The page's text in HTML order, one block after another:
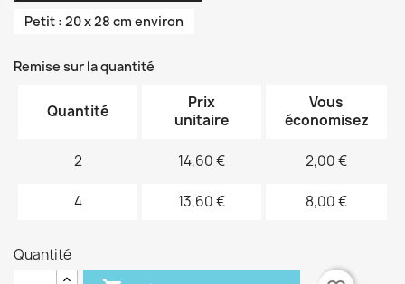
Petit : 20 x 28 cm environ
Remise sur la quantité
Quantité
Prix
unitaire
Vous
économisez
2 14,60 € 2,00 €
4 13,60 € 8,00 €
Quantité